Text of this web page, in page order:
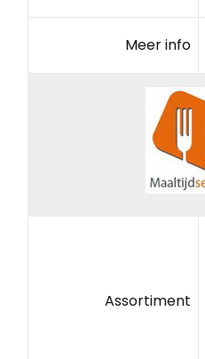
Meer info
Assortiment